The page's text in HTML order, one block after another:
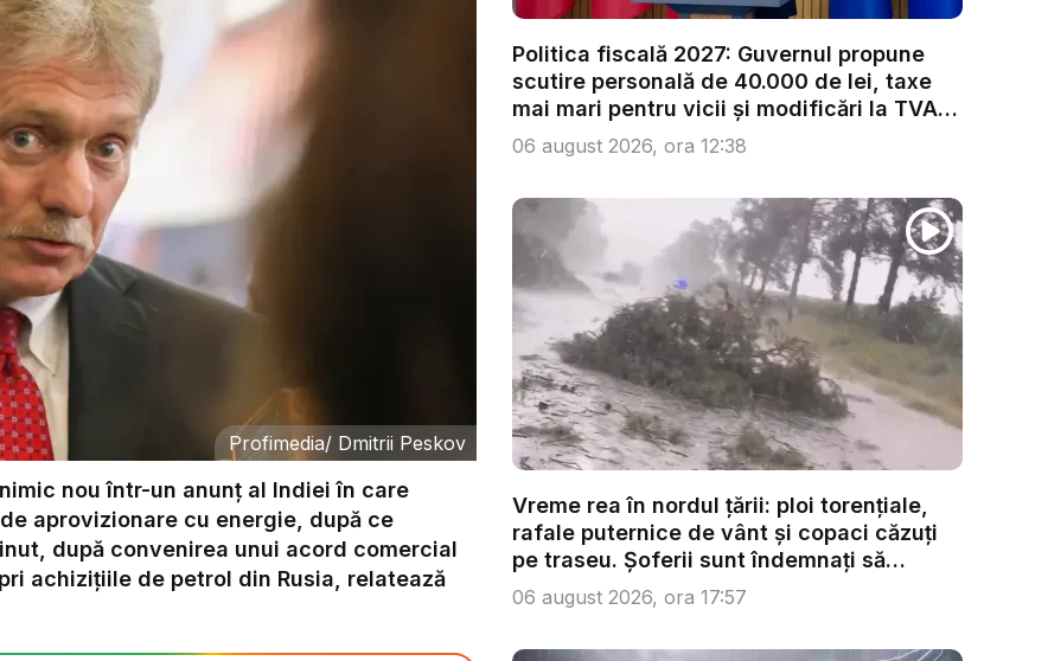
Profimedia/ Dmitrii Peskov
nou într-un anunț al Indiei în care
aprovizionare cu energie, după ce
după convenirea unui acord comercial
achizițiile de petrol din Rusia, relatează
Politica fiscală 2027: Guvernul propune
scutire personală de 40.000 de lei, taxe
mai mari pentru vicii și modificări la TVA.
...
06 august 2026, ora 12:38
Vreme rea în nordul țării: ploi torențiale,
rafale puternice de vânt și copaci căzuți
pe traseu. Șoferii sunt îndemnați să
condu...
06 august 2026, ora 17:57